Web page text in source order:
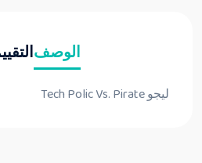
الوصف
ليجو Tech Polic Vs. Pirate